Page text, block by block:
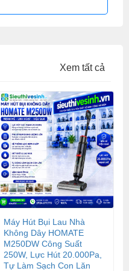
Xem tất cả
Máy Hút Bụi Lau Nhà
Không Dây HOMATE
M250DW Công Suất
250W, Lực Hút 20.000Pa,
Tự Làm Sạch Con Lăn